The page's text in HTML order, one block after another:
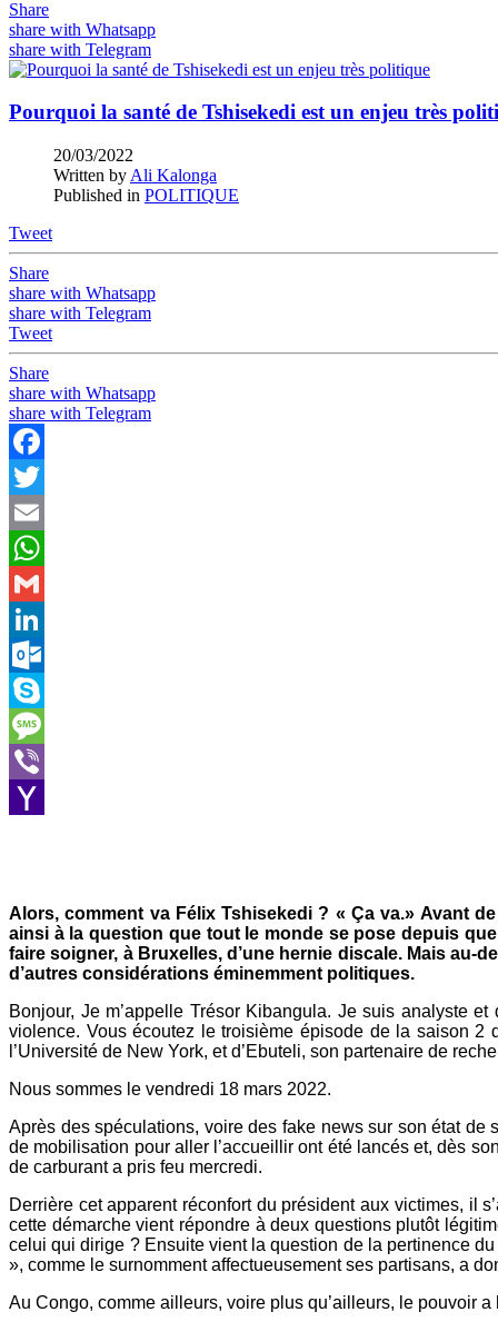
Share
share with Whatsapp
share with Telegram
Pourquoi la santé de Tshisekedi est un enjeu très
20/03/2022
Written by Ali Kalonga
Published in POLITIQUE
Tweet
Share
share with Whatsapp
share with Telegram
Tweet
Share
share with Whatsapp
share with Telegram
Facebook
Twitter
Email
WhatsApp
Gmail
LinkedIn
Outlook.com
Skype
Message
Viber
Alors, comment va Félix Tshisekedi ? « Ça va.» Avant
ainsi à la question que tout le monde se pose depuis
faire soigner, à Bruxelles, d’une hernie discale. Mais
d’autres considérations éminemment politiques.
Bonjour, Je m’appelle Trésor Kibangula. Je suis analyste
violence. Vous écoutez le troisième épisode de la saison 2
l’Université de New York, et d’Ebuteli, son partenaire de
Nous sommes le vendredi 18 mars 2022.
Après des spéculations, voire des fake news sur son état
de mobilisation pour aller l’accueillir ont été lancés et, dès
de carburant a pris feu mercredi.
Derrière cet apparent réconfort du président aux victimes, il
cette démarche vient répondre à deux questions plutôt
celui qui dirige ? Ensuite vient la question de la pertinence
», comme le surnomment affectueusement ses partisans, a
Au Congo, comme ailleurs, voire plus qu’ailleurs, le pouvoir